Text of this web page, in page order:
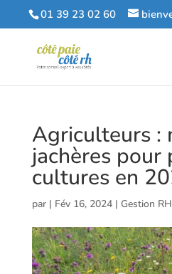
01 39 23 02 60
Agriculteurs :
jachères pour
cultures en
par | Fév 16, 2024| Gestion RH